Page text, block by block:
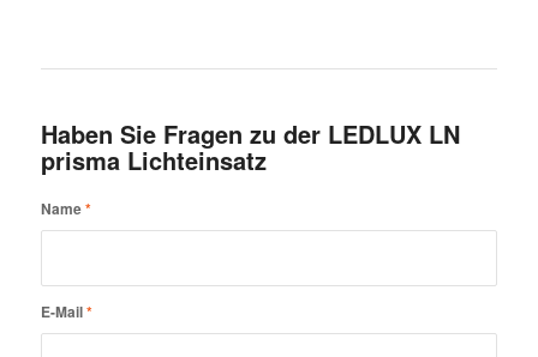
Haben Sie Fragen zu der LEDLUX LN
prisma Lichteinsatz
Name*
E-Mail*